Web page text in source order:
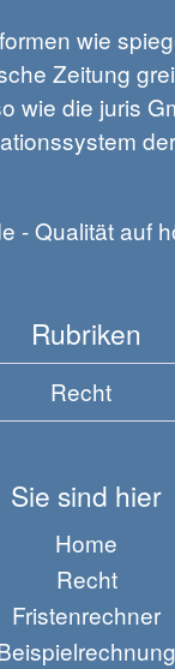
wie
Zeitung
wie die juris
der
- Qualität auf
Rubriken
Recht
Sie sind hier
Home
Recht
Fristenrechner